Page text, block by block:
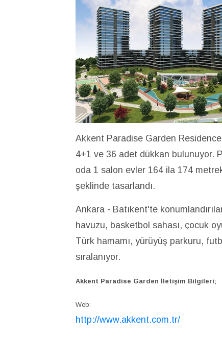
Akkent Paradise Garden
4+1 ve 36 adet dükkan bulunuyor.
oda 1 salon evler 164 ila 174
şeklinde tasarlandı.
Ankara - Batıkent'te
havuzu, basketbol sahası, çocuk
Türk hamamı, yürüyüş parkuru,
sıralanıyor.
Akkent Paradise Garden İletişim Bilgileri;
Web:
http://www.akkent.com.tr/